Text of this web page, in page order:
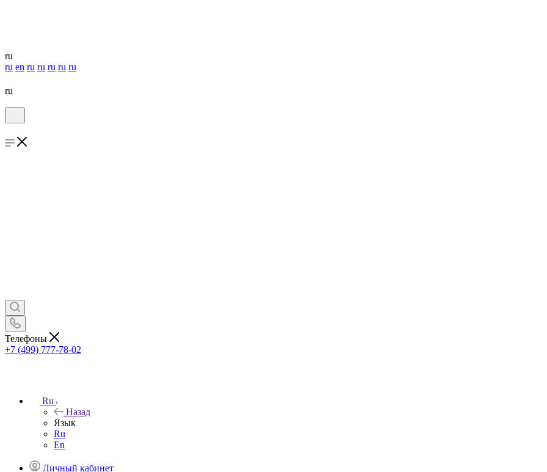
ru
ru en ru ru ru ru ru
ru
Телефоны
+7 (499) 777-78-02
Ru
Назад
Язык
Ru
En
Личный кабинет